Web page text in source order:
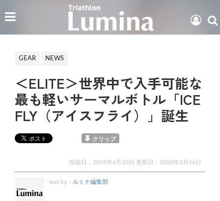
GEAR NEWS
＜ELITE＞世界中で入手可能な
最も軽いサーマルボトル「ICE
FLY（アイスフライ）」誕生
クリップ
投稿日：2019年6月20日 更新日： 2020年1月26日
text by： ルミナ編集部